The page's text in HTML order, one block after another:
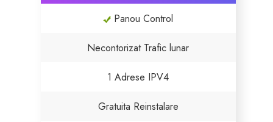
Panou Control
Necontorizat Trafic lunar
1 Adrese IPV4
Gratuita Reinstalare